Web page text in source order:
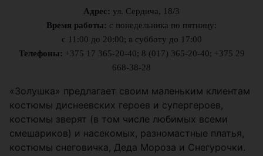
Адрес: ул. Сердича, 18/3
Время работы: с понедельника по пятницу:
с 11:00 до 20:00; в субботу до 17:00
Телефоны: +375 17 365-20-40; 8 (017) 365-20-40; +375 29
668-38-28
«Золушка» предлагает своим маленьким клиентам
костюмы диснеевских героев и супергероев,
костюмы зверят (в том числе любимых всеми
смешариков) и насекомых, разномастные платья,
костюмы снеговичка, Деда Мороза и Снегурочки.